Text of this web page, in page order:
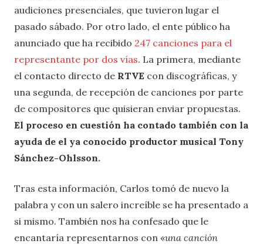
audiciones presenciales, que tuvieron lugar el
pasado sábado. Por otro lado, el ente público ha
anunciado que ha recibido 247 canciones para el
representante por dos vías. La primera, mediante
el contacto directo de RTVE con discográficas, y
una segunda, de recepción de canciones por parte
de compositores que quisieran enviar propuestas.
El proceso en cuestión ha contado también con la
ayuda de el ya conocido productor musical Tony
Sánchez-Ohlsson.
Tras esta información, Carlos tomó de nuevo la
palabra y con un salero increíble se ha presentado a
si mismo. También nos ha confesado que le
encantaría representarnos con «una canción